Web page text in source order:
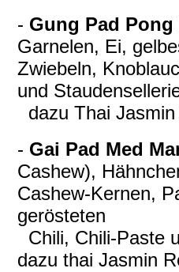
- Gung Pad Pong
Garnelen, Ei,
Zwiebeln,
und
dazu Thai
- Gai Pad Med
Cashew),
Cashew-Kernen,
gerösteten
Chili, Chili-Paste
dazu thai Jasmin